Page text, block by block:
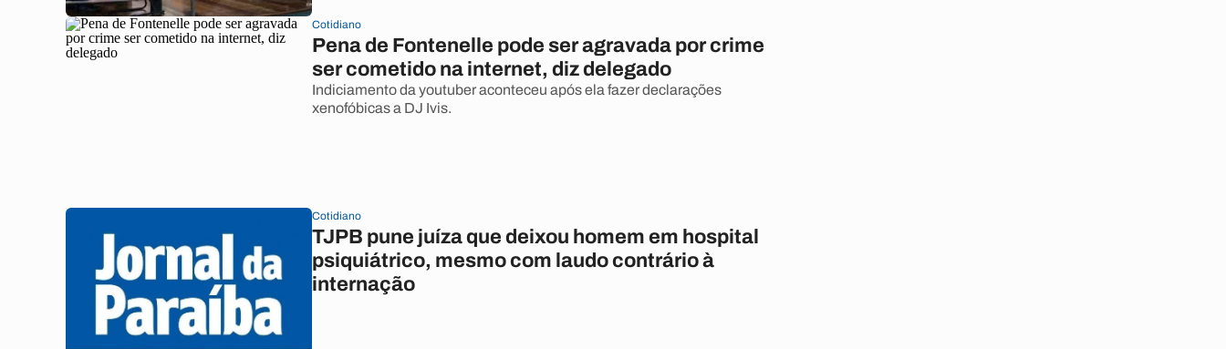
Cotidiano
Pena de Fontenelle pode ser agravada por crime
ser cometido na internet, diz delegado
Indiciamento da youtuber aconteceu após ela fazer declarações
xenofóbicas a DJ Ivis.
Cotidiano
TJPB pune juíza que deixou homem em hospital
psiquiátrico, mesmo com laudo contrário à
internação